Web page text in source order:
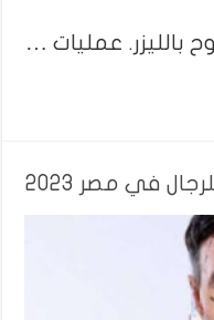
بالليزر. عمليات …
في مصر 2023